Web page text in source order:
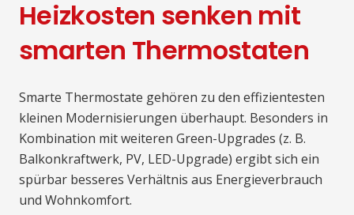
Heizkosten senken mit
smarten Thermostaten
Smarte Thermostate gehören zu den effizientesten
kleinen Modernisierungen überhaupt. Besonders in
Kombination mit weiteren Green-Upgrades (z. B.
Balkonkraftwerk, PV, LED-Upgrade) ergibt sich ein
spürbar besseres Verhältnis aus Energieverbrauch
und Wohnkomfort.